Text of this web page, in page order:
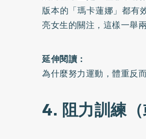
版本的「瑪卡蓮娜」都有
亮女生的關注，這樣一舉
延伸閱讀：
為什麼努力運動，體重反
4. 阻力訓練